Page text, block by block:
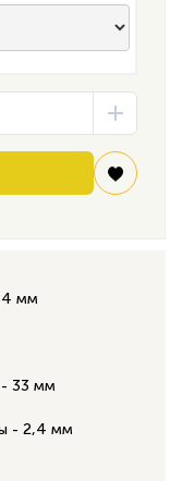
мм
- 33 мм
- 2,4 мм